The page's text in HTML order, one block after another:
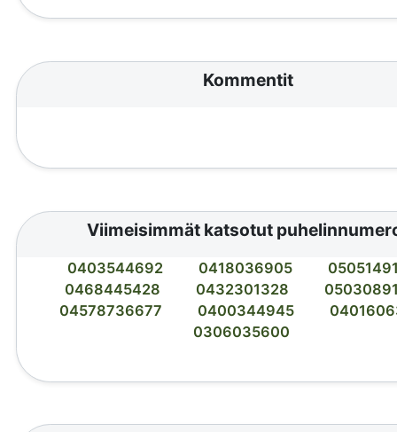
Kommentit
Viimeisimmät katsotut
0403544692 0418036905
0468445428
0432301328
04578736677
0400344945
0306035600